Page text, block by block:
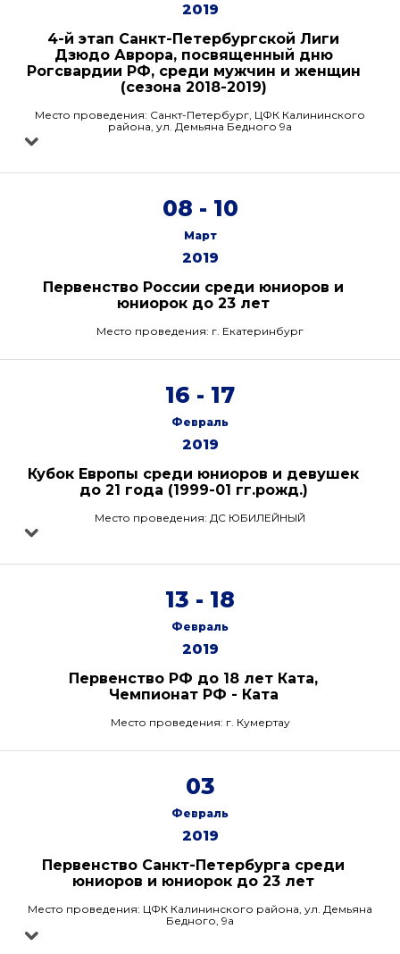
2019
4-й этап Санкт-Петербургской Лиги
Дзюдо Аврора, посвященный дню
Рогсвардии РФ, среди мужчин и женщин
(сезона 2018-2019)
Место проведения: Санкт-Петербург, ЦФК Калининского
района, ул. Демьяна Бедного 9а
08 - 10
Март
2019
Первенство России среди юниоров и
юниорок до 23 лет
Место проведения: г. Екатеринбург
16 - 17
Февраль
2019
Кубок Европы среди юниоров и девушек
до 21 года (1999-01 гг.рожд.)
Место проведения: ДС ЮБИЛЕЙНЫЙ
13 - 18
Февраль
2019
Первенство РФ до 18 лет Ката,
Чемпионат РФ - Ката
Место проведения: г. Кумертау
03
Февраль
2019
Первенство Санкт-Петербурга среди
юниоров и юниорок до 23 лет
Место проведения: ЦФК Калининского района, ул. Демьяна
Бедного, 9а